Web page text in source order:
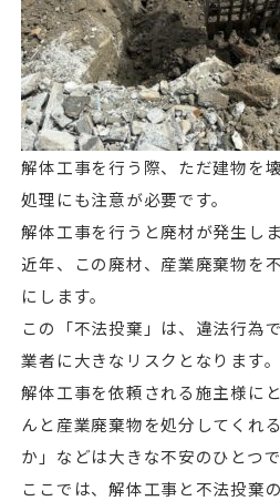
解体工事を行う際、ただ建物を
処理にも注意が必要です。
解体工事を行うと廃材が発生しま
近年、この廃材、産業廃棄物を
にします。
この「不法投棄」は、違法行為
業者に大きなリスクとなります。
解体工事を依頼される施主様に
んと産業廃棄物を処分してくれ
か」などは大きな不安のひとつ
ここでは、解体工事と不法投棄